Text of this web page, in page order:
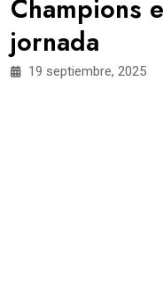
Champions
jornada
19 septiembre, 2025